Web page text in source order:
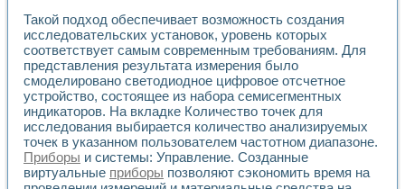
Использование технологий NATIONAL INSTRUMENTS в
Разработка модификаций алгоритма полигармонической
Учебный стенд для исследования принципа действия
Виртуальная система поддержки принимаемых решений в
Преемственность дисциплин «Моделирование систем» и
Универсальный стенд для исследования электрических
Лабораторные практикумы по информационно-
Виртуальный измеритель частотных характеристик на
Лабораторный практикум по основам теории Коммутации
Разработка виртуальной лабораторной работы
Такой подход обеспечивает возможность создания
исследовательских установок, уровень которых
соответствует самым современным требованиям. Для
представления результата измерения было
смоделировано светодиодное цифровое отсчетное
устройство, состоящее из набора семисегментных
индикаторов. На вкладке Количество точек для
исследования выбирается количество анализируемых
точек в указанном пользователем частотном диапазоне.
Приборы и системы: Управление. Созданные
виртуальные приборы позволяют сэкономить время на